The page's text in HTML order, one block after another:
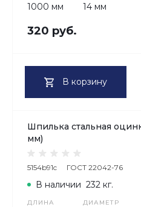
1000 мм 14 мм
320 руб.
В корзину
Шпилька стальная
мм)
5154b91c ГОСТ 22042-76
ДЛИНА ДИАМЕТР
В наличии 232 кг.